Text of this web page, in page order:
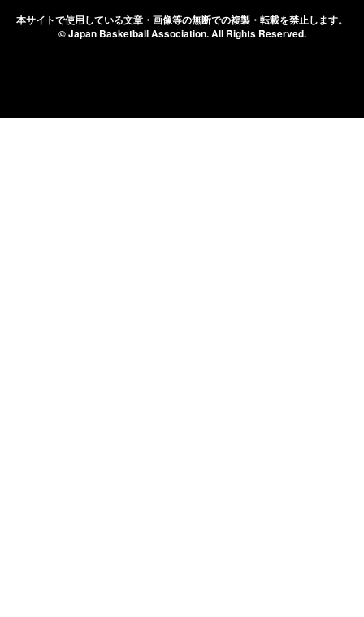
本サイトで使用している文章・画像等の無断での複製・転載を禁止します。
© Japan Basketball Association.All Rights Reserved.